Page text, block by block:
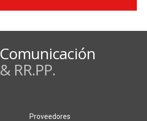
Comunicación
& RR.PP.
Proveedores